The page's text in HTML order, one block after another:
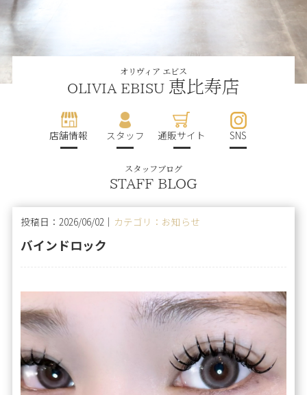
オリヴィア エビス
OLIVIA EBISU 恵比寿店
店舗情報 スタッフ 通販サイト SNS
スタッフブログ
STAFF BLOG
投稿日：2026/06/02｜ カテゴリ：お知らせ
バインドロック